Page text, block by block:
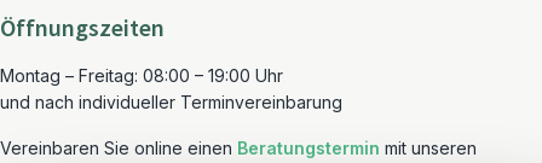
Öffnungszeiten
Montag – Freitag: 08:00 – 19:00 Uhr
und nach individueller Terminvereinbarung
Vereinbaren Sie online einen Beratungstermin mit unseren